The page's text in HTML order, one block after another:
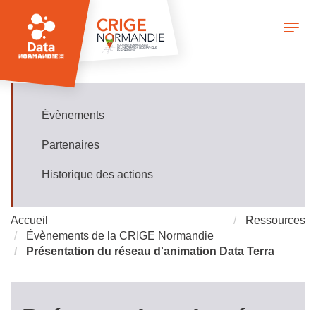
contenu
principal
Ressources
Évènements
Partenaires
Historique des actions
Accueil
Ressources
Évènements de la CRIGE Normandie
Présentation du réseau d'animation Data Terra